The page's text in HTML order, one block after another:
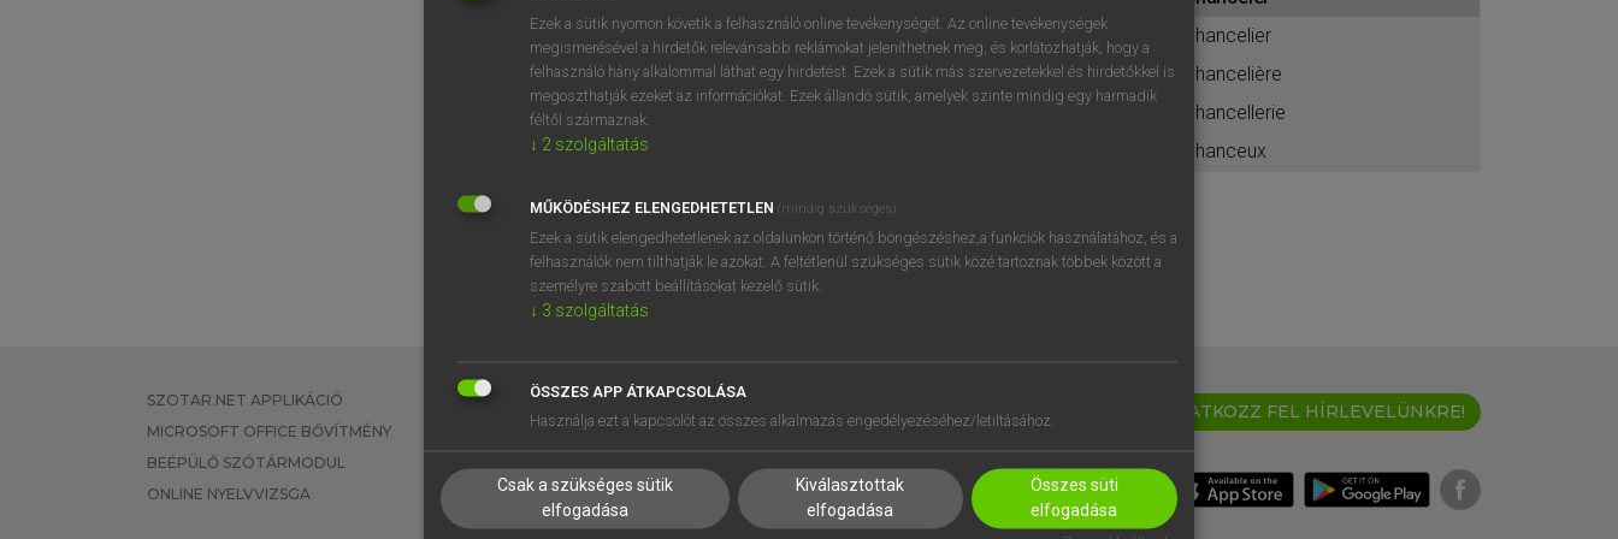
BELÉPÉS
próbaverziójának elindításához
regisztrálok ésbelépek.
REGISZTRÁCIÓ
chancelier
chancelière
chancellerie
chanceux
SZOTAR.NET APPLIKÁCIÓ
MICROSOFT OFFICE BŐVÍTMÉNY
BEÉPÜLŐ SZÓTÁRMODUL
ONLINE NYELVVIZSGA
EGYÉNI FELHASZNÁLÓKNAK
TANULÓKNAK
VÁLLALATI MEGOLDÁSOK
SÚGÓ
RÓLUNK
SÜTI BEÁLLÍTÁSOK
IRATKOZZ FEL HÍRLEVELÜNKRE!
Ezek a sütik nyomon követik a felhasználó online tevékenységét. Az online tevékenységek
megismerésével a hirdetők relevánsabb reklámokat jeleníthetnek meg, és korlátozhatják, hogy a
felhasználó hány alkalommal láthat egy hirdetést. Ezek a sütik más szervezetekkel és hirdetőkkel is
megoszthatják ezeket az információkat. Ezek állandó sütik, amelyek szinte mindig egy harmadik
féltől származnak.
↓ 2 szolgáltatás
MŰKÖDÉSHEZ ELENGEDHETETLEN (mindig szükséges)
Ezek a sütik elengedhetetlenek az oldalunkon történő böngészéshez,a funkciók használatához, és a
felhasználók nem tilthatják le azokat. A feltétlenül szükséges sütik közé tartoznak többek között a
személyre szabott beállításokat kezelő sütik.
↓ 3 szolgáltatás
ÖSSZES APP ÁTKAPCSOLÁSA
Használja ezt a kapcsolót az összes alkalmazás engedélyezéséhez/letiltásához.
Csak a szükséges sütik
elfogadása
Kiválasztottak
elfogadása
Összes süti
elfogadása